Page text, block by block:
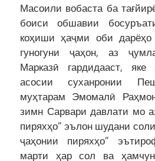
Масоили вобаста ба
боиси обшавии
коҳиши ҳаҷми оби
гуногуни ҷаҳон, аз
Марказӣ гардидааст,
асосии суханронии
муҳтарам Эмомалӣ
зимн Сарвари давлати мо
пиряхҳо” эълон шудани
ҷаҳонии пиряхҳо”
марти ҳар сол ва